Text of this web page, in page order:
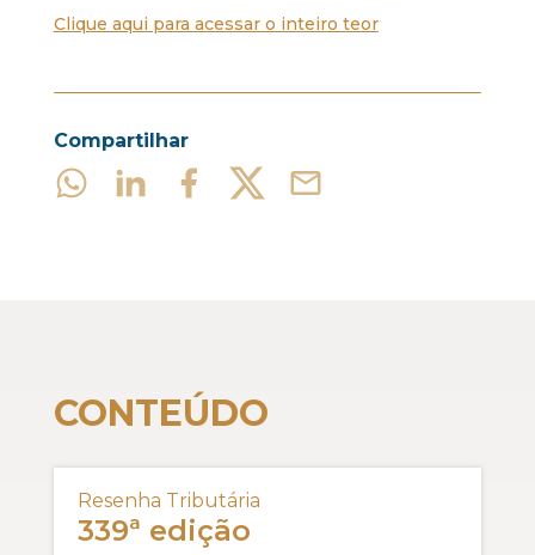
Clique aqui para acessar o inteiro teor
Compartilhar
CONTEÚDO
Resenha Tributária
339ª edição